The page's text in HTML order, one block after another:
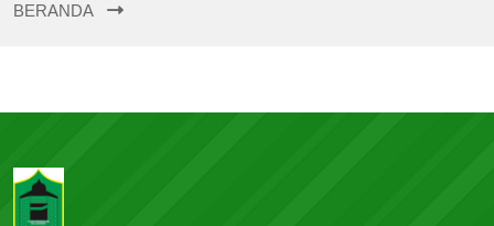
BERANDA